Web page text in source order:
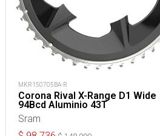
MKR150705BA-R
Corona Rival X-Range D1 Wide
94Bcd Aluminio 43T
Sram